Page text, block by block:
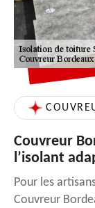
Couvreur
l’isolant
Pour les
Couvreur